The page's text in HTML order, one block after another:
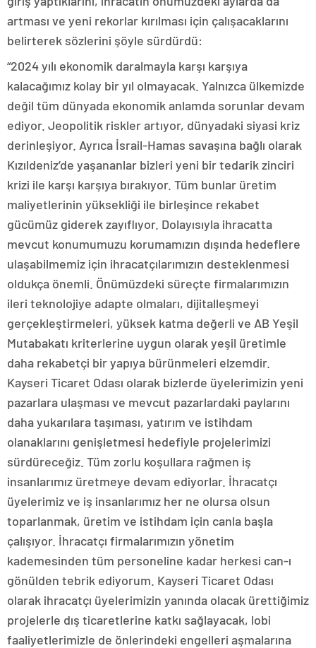
artması ve yeni rekorlar kırılması için çalışacaklarını
belirterek sözlerini şöyle sürdürdü:
“2024 yılı ekonomik daralmayla karşı karşıya
kalacağımız kolay bir yıl olmayacak. Yalnızca ülkemizde
değil tüm dünyada ekonomik anlamda sorunlar devam
ediyor. Jeopolitik riskler artıyor, dünyadaki siyasi kriz
derinleşiyor. Ayrıca İsrail-Hamas savaşına bağlı olarak
Kızıldeniz’de yaşananlar bizleri yeni bir tedarik zinciri
krizi ile karşı karşıya bırakıyor. Tüm bunlar üretim
maliyetlerinin yüksekliği ile birleşince rekabet
gücümüz giderek zayıflıyor. Dolayısıyla ihracatta
mevcut konumumuzu korumamızın dışında hedeflere
ulaşabilmemiz için ihracatçılarımızın desteklenmesi
oldukça önemli. Önümüzdeki süreçte firmalarımızın
ileri teknolojiye adapte olmaları, dijitalleşmeyi
gerçekleştirmeleri, yüksek katma değerli ve AB Yeşil
Mutabakatı kriterlerine uygun olarak yeşil üretimle
daha rekabetçi bir yapıya bürünmeleri elzemdir.
Kayseri Ticaret Odası olarak bizlerde üyelerimizin yeni
pazarlara ulaşması ve mevcut pazarlardaki paylarını
daha yukarılara taşıması, yatırım ve istihdam
olanaklarını genişletmesi hedefiyle projelerimizi
sürdüreceğiz. Tüm zorlu koşullara rağmen iş
insanlarımız üretmeye devam ediyorlar. İhracatçı
üyelerimiz ve iş insanlarımız her ne olursa olsun
toparlanmak, üretim ve istihdam için canla başla
çalışıyor. İhracatçı firmalarımızın yönetim
kademesinden tüm personeline kadar herkesi can-ı
gönülden tebrik ediyorum. Kayseri Ticaret Odası
olarak ihracatçı üyelerimizin yanında olacak ürettiğimiz
projelerle dış ticaretlerine katkı sağlayacak, lobi
faaliyetlerimizle de önlerindeki engelleri aşmalarına